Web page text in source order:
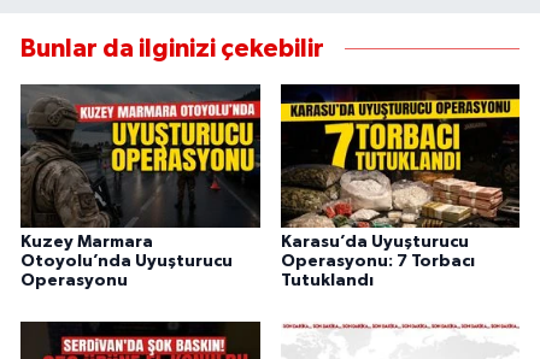
Bunlar da ilginizi çekebilir
Kuzey Marmara
Otoyolu’nda Uyuşturucu
Operasyonu
Karasu’da Uyuşturucu
Operasyonu: 7 Torbacı
Tutuklandı